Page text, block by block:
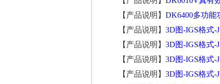
【产品说明】DK6400多功能
【产品说明】3D图-IGS格式-
【产品说明】3D图-IGS格式-
【产品说明】3D图-IGS格式-
【产品说明】3D图-IGS格式-